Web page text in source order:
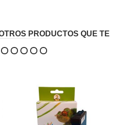
PRODUCTOS QUE TE